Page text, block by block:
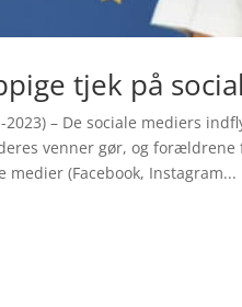
tjek på
2023) – De sociale mediers
venner gør, og
medier (Facebook, Instagram...